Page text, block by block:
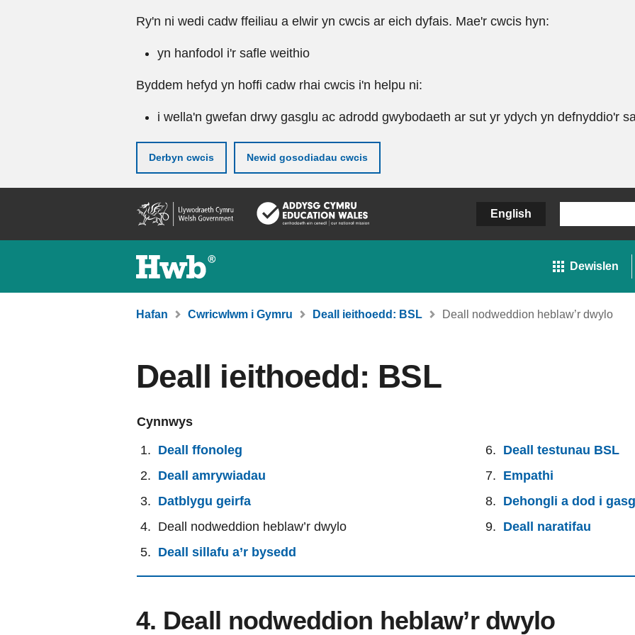
Ry'n ni wedi cadw ffeiliau a elwir yn cwcis ar eich dyfais. Mae'r cwcis hyn:
yn hanfodol i'r safle weithio
Byddem hefyd yn hoffi cadw rhai cwcis i'n helpu ni:
i wella'n gwefan drwy gasglu ac adrodd gwybodaeth ar sut yr ydych yn defnyddio'r
Derbyn cwcis Newid gosodiadau cwcis
gynnwy
English
Dewislen
Hafan Cwricwlwm i Gymru Deall ieithoedd: BSL Deall nodweddion heblaw’r dwylo
Deall ieithoedd: BSL
Cynnwys
Deall ffonoleg
Deall amrywiadau
Datblygu geirfa
Deall nodweddion heblaw’r dwylo
Deall sillafu a’r bysedd
Deall testunau BSL
Empathi
Dehongli a dod i
Deall naratifau
4. Deall nodweddion heblaw’r dwylo